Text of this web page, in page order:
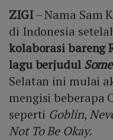
ZIGI– Nama Sam
di Indonesia
kolaborasi bareng
lagu berjudul
Selatan ini mulai
mengisi beberapa
seperti Goblin,
Not To Be Okay.